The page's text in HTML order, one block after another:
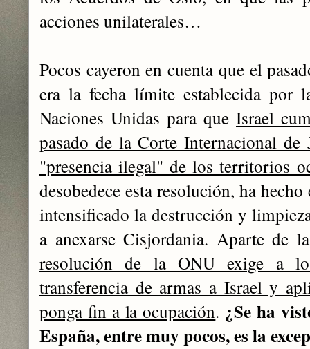
acciones unilaterales…
Pocos cayeron en cuenta que el
era la fecha límite establecida por
Naciones Unidas para que Israel
pasado de la Corte Internacional de
"presencia ilegal" de los territorios
desobedece esta resolución, ha
intensificado la destrucción y
a anexarse Cisjordania. Aparte de
resolución de la ONU exige a
transferencia de armas a Israel y
ponga fin a la ocupación. ¿Se ha
España, entre muy pocos, es la